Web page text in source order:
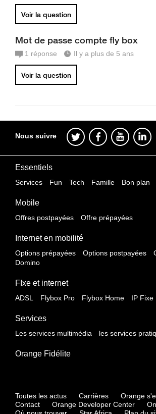
Voir la question
Mot de passe compte fly box
1 réponse Il y a plus de 5 ans
Voir la question
Nous suivre
Essentiels
Services Fun Tech Famille Bon plan
Mobile
Offres postpayées Offre prépayées
Internet en mobilité
Options prépayées Options postpayées
Domino
FIxe et internet
ADSL Flybox Pro Flybox Home IP Fixe
Services
Les services multimédia les services
Orange Fidélite
Toutes les actus Carrières
Orange
Contact
Orange Developer Center